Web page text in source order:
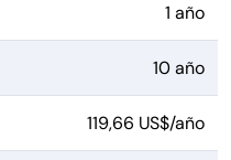
1 año
10 año
119,66 US$/año